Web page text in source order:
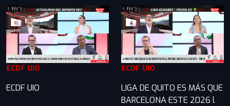
ECDF UIO
ECDF UIO
ECDF UIO
LIGA DE QUITO ES MÁS QUE
BARCELONA ESTE 2026 l